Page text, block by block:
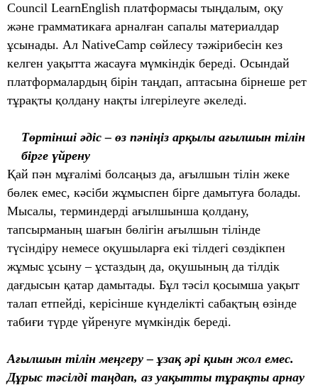
Council LearnEnglish платформасы тыңдалым, оқу
және грамматикаға арналған сапалы материалдар
ұсынады. Ал NativeCamp сөйлесу тәжірибесін кез
келген уақытта жасауға мүмкіндік береді. Осындай
платформалардың бірін таңдап, аптасына бірнеше рет
тұрақты қолдану нақты ілгерілеуге әкеледі.
Төртінші әдіс – өз пәніңіз арқылы ағылшын тілін
бірге үйрену
Қай пән мұғалімі болсаңыз да, ағылшын тілін жеке
бөлек емес, кәсіби жұмыспен бірге дамытуға болады.
Мысалы, терминдерді ағылшынша қолдану,
тапсырманың шағын бөлігін ағылшын тілінде
түсіндіру немесе оқушыларға екі тілдегі сөздікпен
жұмыс ұсыну – ұстаздың да, оқушының да тілдік
дағдысын қатар дамытады. Бұл тәсіл қосымша уақыт
талап етпейді, керісінше күнделікті сабақтың өзінде
табиғи түрде үйренуге мүмкіндік береді.
Ағылшын тілін меңгеру – ұзақ әрі қиын жол емес.
Дұрыс тәсілді таңдап, аз уақытты тұрақты арнау